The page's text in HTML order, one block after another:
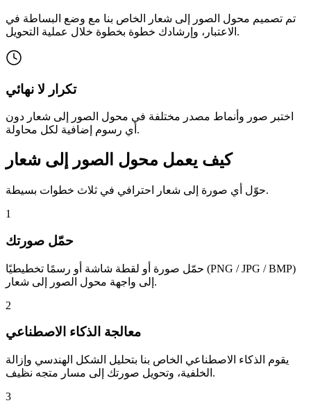
تم تصميم محول الصور إلى شعار الخاص بنا مع وضع البساطة في
الاعتبار، وإرشادك خطوة بخطوة خلال عملية التحويل.
تكرار لا نهائي
اختبر صور وأنماط مصدر مختلفة في محول الصور إلى شعار دون
أي رسوم إضافية لكل محاولة.
كيف يعمل محول الصور إلى شعار
حوّل أي صورة إلى شعار احترافي في ثلاث خطوات بسيطة.
1
حمّل صورتك
حمّل صورة أو لقطة شاشة أو رسمًا تخطيطيًا (PNG / JPG / BMP)
إلى واجهة محول الصور إلى شعار.
2
معالجة الذكاء الاصطناعي
يقوم الذكاء الاصطناعي الخاص بنا بتحليل الشكل الهندسي وإزالة
الخلفية، وتحويل صورتك إلى مسار متجه نظيف.
3